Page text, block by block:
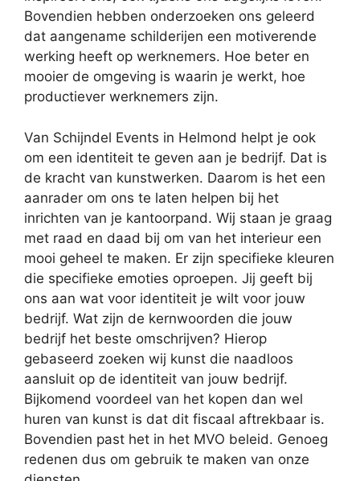
Bovendien hebben onderzoeken ons geleerd
dat aangename schilderijen een motiverende
werking heeft op werknemers. Hoe beter en
mooier de omgeving is waarin je werkt, hoe
productiever werknemers zijn.
Van Schijndel Events in Helmond helpt je ook
om een identiteit te geven aan je bedrijf. Dat is
de kracht van kunstwerken. Daarom is het een
aanrader om ons te laten helpen bij het
inrichten van je kantoorpand. Wij staan je graag
met raad en daad bij om van het interieur een
mooi geheel te maken. Er zijn specifieke kleuren
die specifieke emoties oproepen. Jij geeft bij
ons aan wat voor identiteit je wilt voor jouw
bedrijf. Wat zijn de kernwoorden die jouw
bedrijf het beste omschrijven? Hierop
gebaseerd zoeken wij kunst die naadloos
aansluit op de identiteit van jouw bedrijf.
Bijkomend voordeel van het kopen dan wel
huren van kunst is dat dit fiscaal aftrekbaar is.
Bovendien past het in het MVO beleid. Genoeg
redenen dus om gebruik te maken van onze